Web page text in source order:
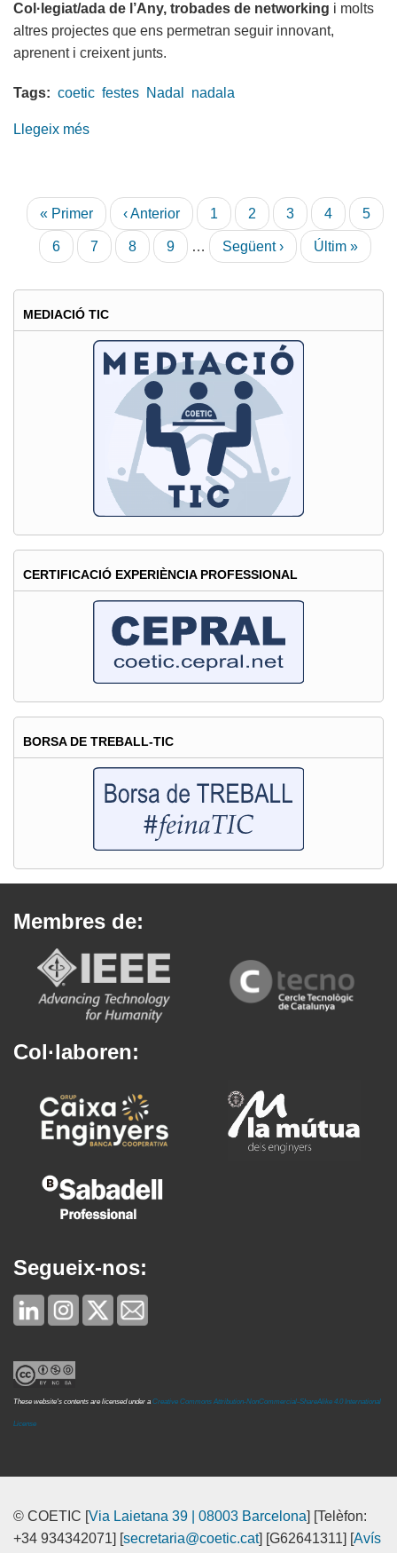
Col·legiat/ada de l’Any, trobades de networking i molts
altres projectes que ens permetran seguir innovant,
aprenent i creixent junts.
Tags: coetic festes Nadal nadala
Llegeix més
i
Bon
2026!
Paginació
Primera
pàgina
« Primer
Pàgina
anterior
‹ Anterior Pàgina
1 Pàgina
2
Pàgina
actual
3 Pàgina
4 5
Pàgina
6 Pàgina
7 Pàgina
8 Pàgina
9 …
Pàgina
Següent ›
Última
Últim »
MEDIACIÓ TIC
CERTIFICACIÓ EXPERIÈNCIA PROFESSIONAL
BORSA DE TREBALL-TIC
Membres de:
Col·laboren:
Segueix-nos:
These website's contents are licensed under a Creative Commons Attribution-NonCommercial-ShareAlike 4.0 International
License
© COETIC [Via Laietana 39 | 08003 Barcelona] [Telèfon:
+34 934342071] [secretaria@coetic.cat] [G62641311] [Avís